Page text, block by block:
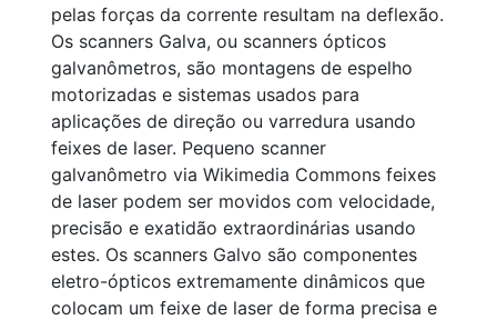
pelas forças da corrente resultam na deflexão.
Os scanners Galva, ou scanners ópticos
galvanômetros, são montagens de espelho
motorizadas e sistemas usados para
aplicações de direção ou varredura usando
feixes de laser. Pequeno scanner
galvanômetro via Wikimedia Commons feixes
de laser podem ser movidos com velocidade,
precisão e exatidão extraordinárias usando
estes. Os scanners Galvo são componentes
eletro-ópticos extremamente dinâmicos que
colocam um feixe de laser de forma precisa e